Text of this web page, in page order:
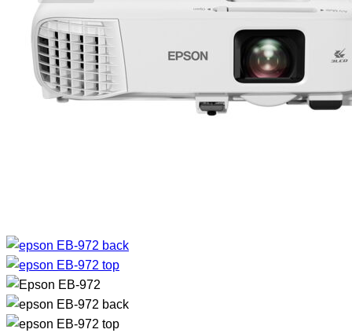
ไม่มีสินค้าในตะกร้า
กลับสู่หน้าร้านค้า